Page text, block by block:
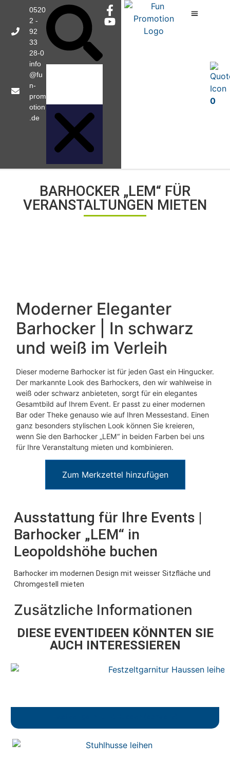
0520
2 -
92
33
28-0
info
@fu
n-
prom
otion
.de
0
BARHOCKER „LEM“ FÜR
VERANSTALTUNGEN MIETEN
Moderner Eleganter
Barhocker | In schwarz
und weiß im Verleih
Dieser moderne Barhocker ist für jeden Gast ein Hingucker.
Der markannte Look des Barhockers, den wir wahlweise in
weiß oder schwarz anbieteten, sorgt für ein elegantes
Gesamtbild auf Ihrem Event. Er passt zu einer modernen
Bar oder Theke genauso wie auf Ihren Messestand. Einen
ganz besonders stylischen Look können Sie kreieren,
wenn Sie den Barhocker „LEM“ in beiden Farben bei uns
für Ihre Veranstaltung mieten und kombinieren.
Zum Merkzettel hinzufügen
Ausstattung für Ihre Events |
Barhocker „LEM“ in
Leopoldshöhe buchen
Barhocker im modernen Design mit weisser Sitzfläche und
Chromgestell mieten
Zusätzliche Informationen
DIESE EVENTIDEEN KÖNNTEN SIE
AUCH INTERESSIEREN